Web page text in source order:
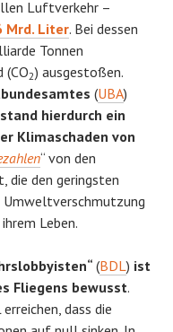
Luftverkehr –
Mrd. Liter. Bei dessen
Tonnen
2) ausgestoßen.
(UBA)
hierdurch ein
Klimaschaden von
“ von den
die den geringsten
Leben.
(BDL) ist
Fliegens bewusst.
dass die